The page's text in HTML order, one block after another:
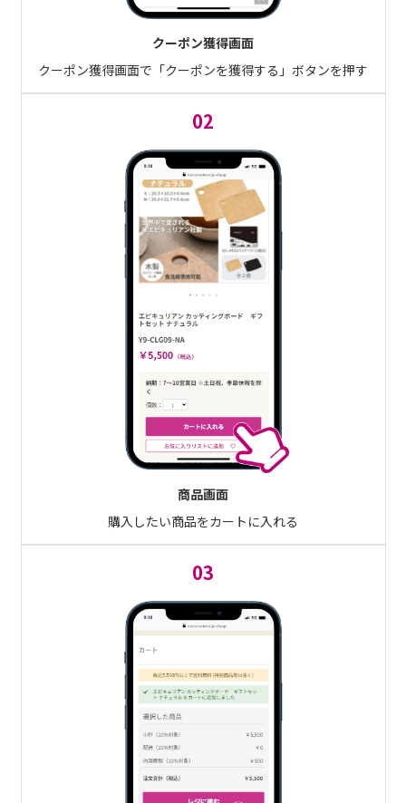
クーポン獲得画面
クーポン獲得画面で「クーポンを獲得する」ボタンを押す
02
商品画面
購入したい商品をカートに入れる
03